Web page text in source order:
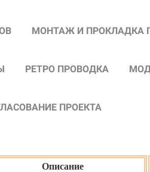
МОНТАЖ И ПРОКЛАДКА
РЕТРО ПРОВОДКА
ПРОЕКТА
Описание